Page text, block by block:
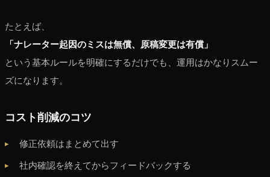
たとえば、
「ナレーター起因のミスは無償、原稿変更は有償」
という基本ルールを明確にするだけでも、運用はかなりスムー
ズになります。
コスト削減のコツ
修正依頼はまとめて出す
社内確認を終えてからフィードバックする